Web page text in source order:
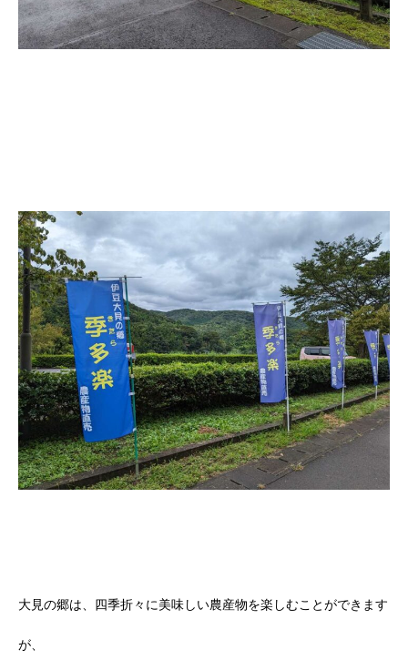
大見の郷は、四季折々に美味しい農産物を楽しむことができます
が、